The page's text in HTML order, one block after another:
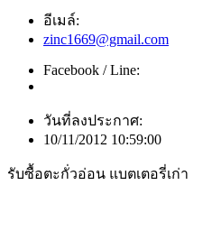
อีเมล์:
zinc1669@gmail.com
Facebook / Line:
วันที่ลงประกาศ:
10/11/2012 10:59:00
รับซื้อตะกั่วอ่อน แบตเตอรี่เก่า